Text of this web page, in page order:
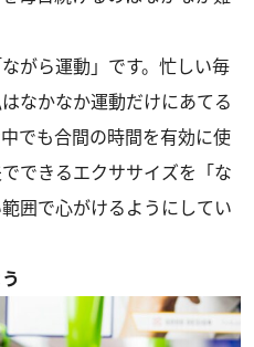
がら運動」です。忙しい毎
なかなか運動だけにあてる
でも合間の時間を有効に使
できるエクササイズを「な
囲で心がけるようにしてい